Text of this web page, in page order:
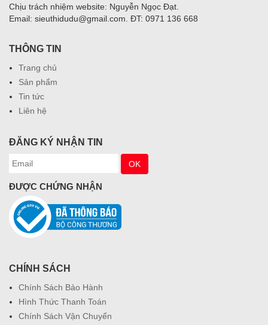
Chịu trách nhiệm website: Nguyễn Ngọc Đạt.
Email: sieuthidudu@gmail.com. ĐT: 0971 136 668
THÔNG TIN
Trang chủ
Sản phẩm
Tin tức
Liên hệ
ĐĂNG KÝ NHẬN TIN
ĐƯỢC CHỨNG NHẬN
CHÍNH SÁCH
Chính Sách Bảo Hành
Hình Thức Thanh Toán
Chính Sách Vận Chuyển